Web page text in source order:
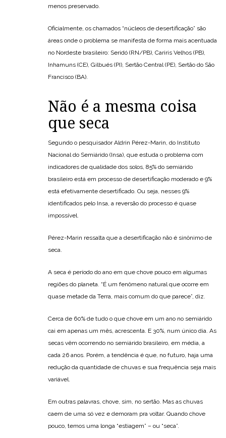
menos preservado.
Oficialmente, os chamados “núcleos de desertificação” são
áreas onde o problema se manifesta de forma mais acentuada
no Nordeste brasileiro: Seridó (RN/PB), Cariris Velhos (PB),
Inhamuns (CE), Gilbués (PI), Sertão Central (PE), Sertão do São
Francisco (BA).
Não é a mesma coisa
que seca
Segundo o pesquisador Aldrin Pérez-Marin, do Instituto
Nacional do Semiárido (Insa), que estuda o problema com
indicadores de qualidade dos solos, 85% do semiárido
brasileiro está em processo de desertificação moderado e 9%
está efetivamente desertificado. Ou seja, nesses 9%
identificados pelo Insa, a reversão do processo é quase
impossível.
Pérez-Marin ressalta que a desertificação não é sinônimo de
seca.
A seca é período do ano em que chove pouco em algumas
regiões do planeta. “É um fenômeno natural que ocorre em
quase metade da Terra, mais comum do que parece”, diz.
Cerca de 60% de tudo o que chove em um ano no semiárido
cai em apenas um mês, acrescenta. E 30%, num único dia. As
secas vêm ocorrendo no semiárido brasileiro, em média, a
cada 26 anos. Porém, a tendência é que, no futuro, haja uma
redução da quantidade de chuvas e sua frequência seja mais
variável.
Em outras palavras, chove, sim, no sertão. Mas as chuvas
caem de uma só vez e demoram pra voltar. Quando chove
pouco, temos uma longa “estiagem” – ou “seca”.